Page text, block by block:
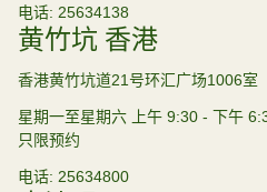
电话 25634138
黄竹坑 香港
香港黄竹坑道21号环汇广场1006室
星期一至星期六 上午 9:30 - 下午
只限预约
电话 25634800